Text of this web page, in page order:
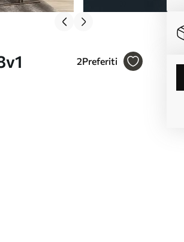
2Preferiti